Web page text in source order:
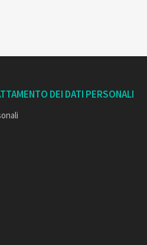
DEI DATI PERSONALI